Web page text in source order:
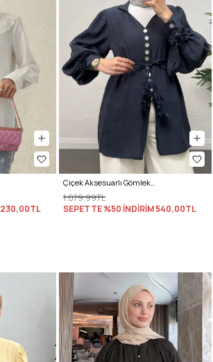
230,00TL
Çiçek Aksesuarlı Gömlek 0064 - LACİVERT
1.079,99TL
SEPETTE %50 İNDİRİM540,00TL